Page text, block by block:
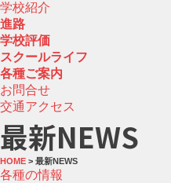
学校紹介
進路
学校評価
スクールライフ
各種ご案内
お問合せ
交通アクセス
最新NEWS
HOME > 最新NEWS
各種の情報